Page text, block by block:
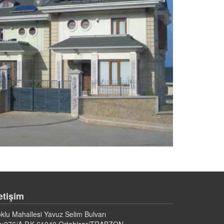
Mahallesi Yavuz Selim Bulvarı